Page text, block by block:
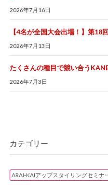
2026年7月16日
【4名が全国大会出場！】第18
2026年7月13日
たくさんの種目で競い合う
2026年7月3日
カテゴリー
ARAI-KAIアップスタイリングセミナ